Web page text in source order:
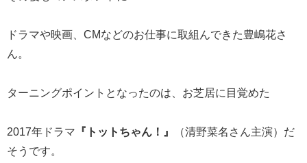
ドラマや映画、CMなどのお仕事に取組んできた豊嶋花さ
ん。
ターニングポイントとなったのは、お芝居に目覚めた
2017年ドラマ 『トットちゃん！』
（清野菜名さん主演）だ
そうです。